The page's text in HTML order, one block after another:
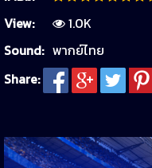
View:
1.0K
Sound: พากย์ไทย
Share: